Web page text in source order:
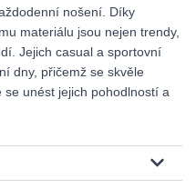
nošení. Díky
materiálu jsou nejen trendy,
Jejich casual a sportovní
dny, přičemž se skvěle
unést jejich pohodlností a